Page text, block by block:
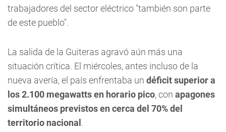
trabajadores del sector eléctrico "también son parte
de este pueblo".
La salida de la Guiteras agravó aún más una
situación crítica. El miércoles, antes incluso de la
nueva avería, el país enfrentaba un déficit superior a
los 2.100 megawatts en horario pico, con apagones
simultáneos previstos en cerca del 70% del
territorio nacional .